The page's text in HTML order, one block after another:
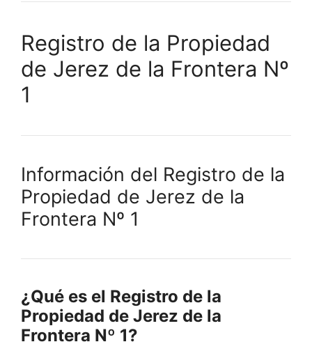
Registro de la Propiedad
de Jerez de la Frontera Nº
1
Información del Registro de la
Propiedad de Jerez de la
Frontera Nº 1
¿Qué es el Registro de la
Propiedad de Jerez de la
Frontera Nº 1?